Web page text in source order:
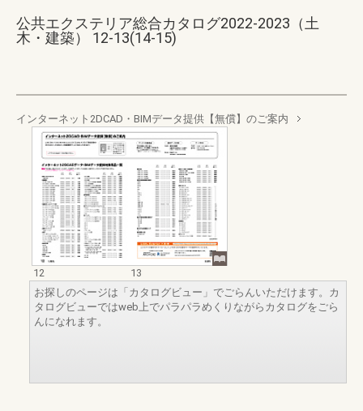
公共エクステリア総合カタログ2022-2023（土
木・建築） 12-13(14-15)
インターネット2DCAD・BIMデータ提供【無償】のご案内
12
13
お探しのページは「カタログビュー」でごらんいただけます。カ
タログビューではweb上でパラパラめくりながらカタログをごら
んになれます。